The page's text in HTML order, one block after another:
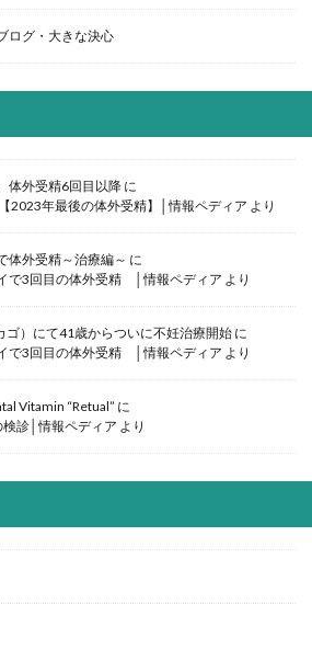
ログ・大きな決心
体外受精6回目以降 に
2023年最後の体外受精】│情報ペディア より
体外受精～治療編～ に
で3回目の体外受精 │情報ペディア より
ゴ）にて41歳からついに不妊治療開始 に
で3回目の体外受精 │情報ペディア より
Vitamin “Retual” に
診│情報ペディア より